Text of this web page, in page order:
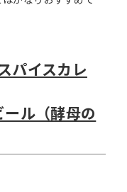
パイスカレ
ル（酵母の